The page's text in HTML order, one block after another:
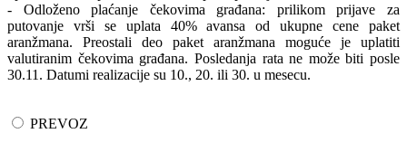
- Odloženo plaćanje čekovima građana: prilikom prijave za
putovanje vrši se uplata 40% avansa od ukupne cene paket
aranžmana. Preostali deo paket aranžmana moguće je uplatiti
valutiranim čekovima građana. Posledanja rata ne može biti posle
30.11. Datumi realizacije su 10., 20. ili 30. u mesecu.
PREVOZ